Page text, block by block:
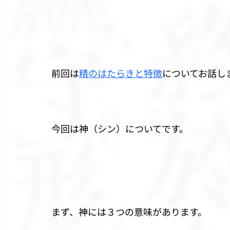
前回は精のはたらきと特徴についてお話し
今回は神（シン）についてです。
まず、神には３つの意味があります。